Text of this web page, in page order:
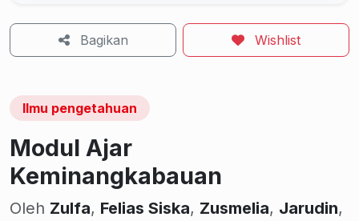
Bagikan Wishlist
Ilmu pengetahuan
Modul Ajar
Keminangkabauan
Oleh Zulfa, Felias Siska, Zusmelia, Jarudin,